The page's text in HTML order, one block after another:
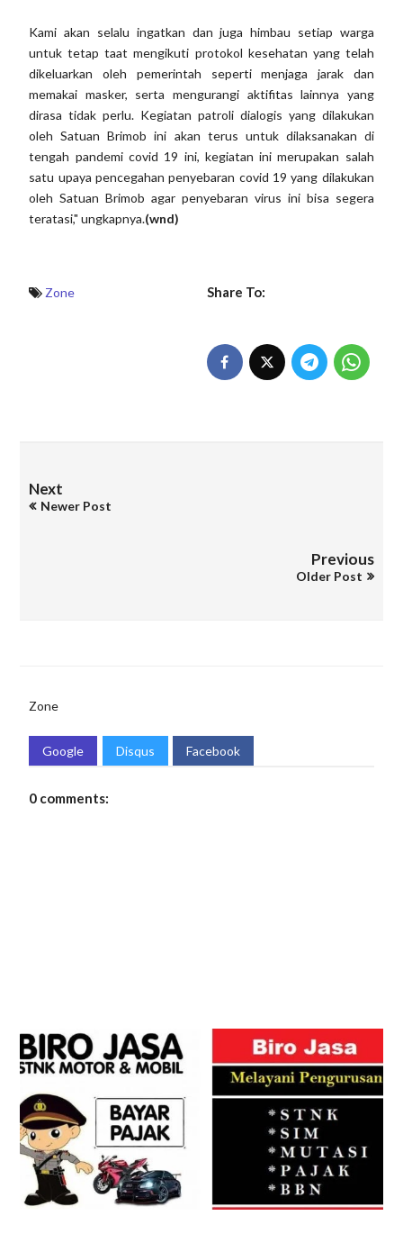
Kami akan selalu ingatkan dan juga himbau setiap warga
untuk tetap taat mengikuti protokol kesehatan yang telah
dikeluarkan oleh pemerintah seperti menjaga jarak dan
memakai masker, serta mengurangi aktifitas lainnya yang
dirasa tidak perlu. Kegiatan patroli dialogis yang dilakukan
oleh Satuan Brimob ini akan terus untuk dilaksanakan di
tengah pandemi covid 19 ini, kegiatan ini merupakan salah
satu upaya pencegahan penyebaran covid 19 yang dilakukan
oleh Satuan Brimob agar penyebaran virus ini bisa segera
teratasi," ungkapnya.(wnd)
Zone Share To:
Next
Newer Post
Previous
Older Post
Zone
Google Disqus Facebook
0 comments: